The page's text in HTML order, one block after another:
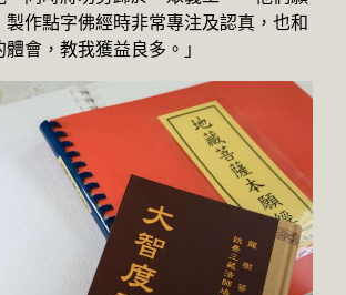
製作點字佛經時非常專注及認真，也和
會，教我獲益良多。」